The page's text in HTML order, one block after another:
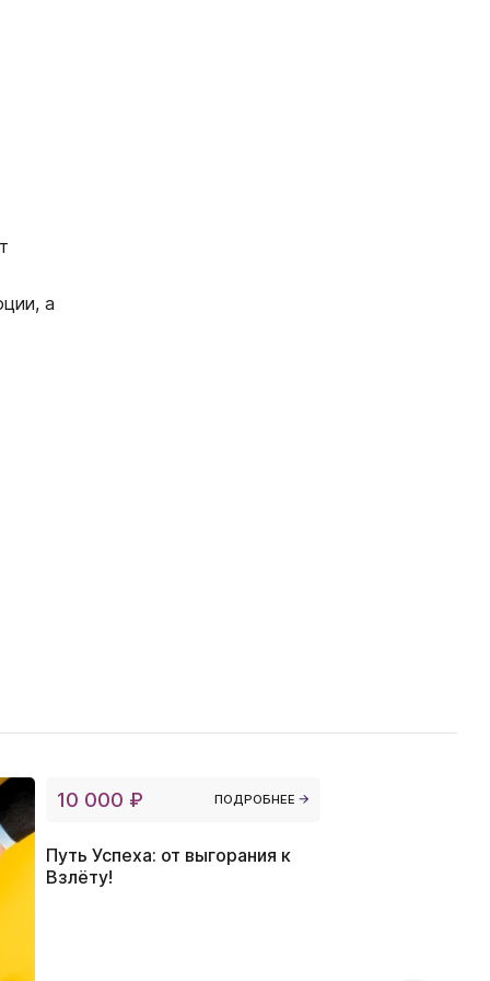
а
10 000 ₽ ПОДРОБНЕЕ
Путь Успеха: от выгорания к
Взлёту!